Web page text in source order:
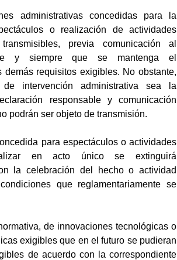
administrativas concedidas para la
o realización de actividades
previa comunicación al
y siempre que se mantenga el
demás requisitos exigibles. No obstante,
intervención administrativa sea la
responsable y comunicación
podrán ser objeto de transmisión.
para espectáculos o actividades
en acto único se extinguirá
la celebración del hecho o actividad
que reglamentariamente se
de innovaciones tecnológicas o
exigibles que en el futuro se pudieran
de acuerdo con la correspondiente